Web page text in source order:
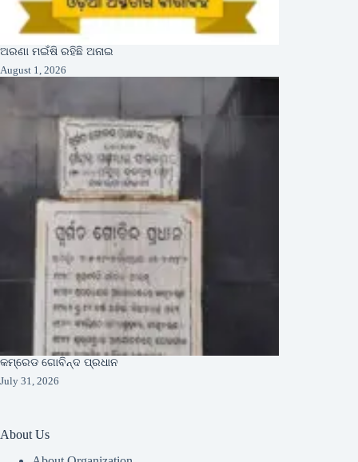
ଅରଣା ମଇଁଷି ରହିଛି ଅନାଇ
August 1, 2026
କମ୍ରେଡ ଗୋବିନ୍ଦ ପ୍ରଧାନ
July 31, 2026
About Us